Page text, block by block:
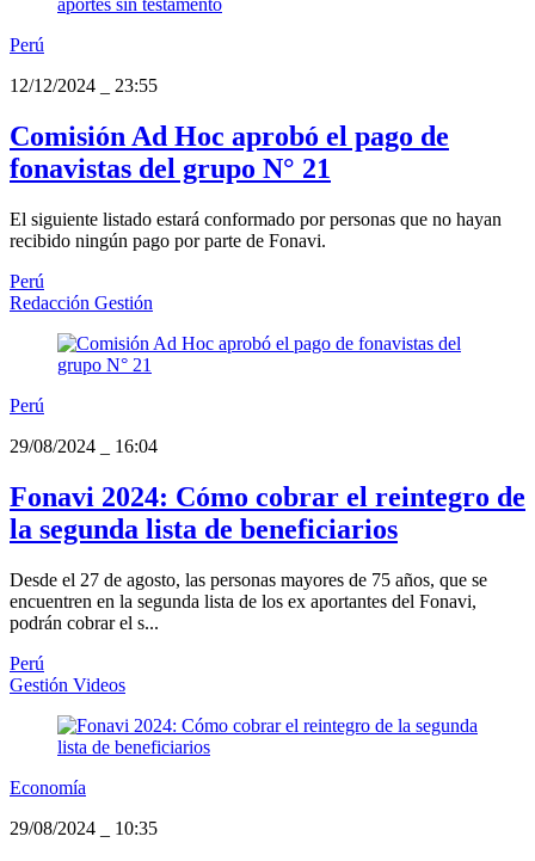
Perú
12/12/2024
23:55
Comisión Ad Hoc aprobó el pago de
fonavistas del grupo N° 21
El siguiente listado estará conformado por personas que no hayan
recibido ningún pago por parte de Fonavi.
Perú
Redacción Gestión
Perú
29/08/2024
16:04
Fonavi 2024: Cómo cobrar el reintegro de
la segunda lista de beneficiarios
Desde el 27 de agosto, las personas mayores de 75 años, que se
encuentren en la segunda lista de los ex aportantes del Fonavi,
podrán cobrar el s...
Perú
Gestión Videos
Economía
29/08/2024
10:35